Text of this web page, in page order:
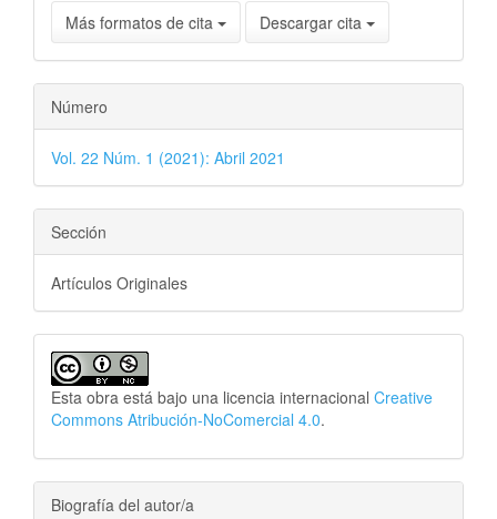
Más formatos de cita Descargar cita
Número
Vol. 22 Núm. 1 (2021): Abril 2021
Sección
Artículos Originales
Esta obra está bajo una licencia internacional Creative
Commons Atribución-NoComercial 4.0.
Biografía del autor/a